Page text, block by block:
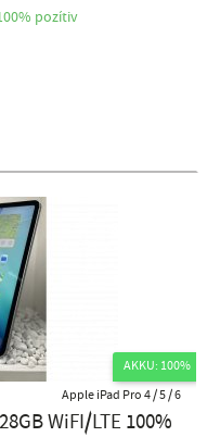
pozítiv
AKKU: 100%
Apple iPad Pro 4 / 5 / 6
WiFI/LTE 100%